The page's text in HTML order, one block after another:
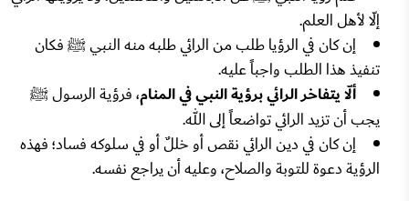
إلّا لأهل العلم.
إن كان في الرؤيا طلب من الرائي طلبه منه النبي ﷺ فكان
تنفيذ هذا الطلب واجباً عليه.
ألّا يتفاخر الرائي برؤية النبي في المنام، فرؤية الرسول ﷺ
يجب أن تزيد الرائي تواضعاً إلى الله.
إن كان في دين الرائي نقص أو خللٌ أو في سلوكه فساد؛ فهذه
الرؤية دعوة للتوبة والصلاح، وعليه أن يراجع نفسه.